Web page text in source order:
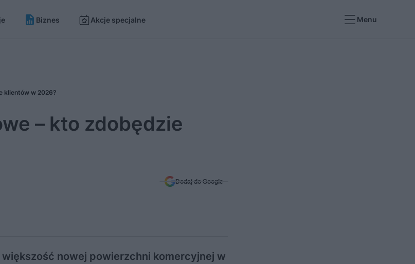
Biznes Akcje specjalne Menu
klientów w 2026?
– kto zdobędzie
Dodaj do Google
nowej powierzchni komercyjnej w